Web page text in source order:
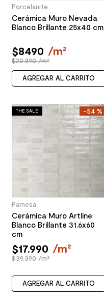
Porcelanite
Cerámica Muro Nevada
Blanco Brillante 25x40 cm
$8490 /m²
$20.890 /m²
AGREGAR AL CARRITO
-54 %
THE SALE
Pamesa
Cerámica Muro Artline
Blanco Brillante 31.6x60
cm
$17.990 /m²
$39.390 /m²
AGREGAR AL CARRITO